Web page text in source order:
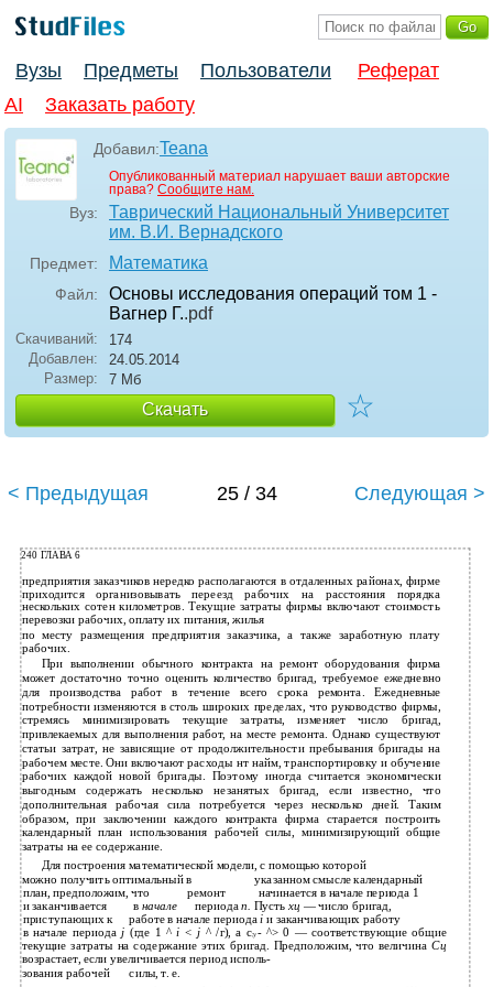
Вузы Предметы Пользователи
Реферат
AI
Заказать работу
Добавил:Teana
Опубликованный материал нарушает ваши авторские
права? Сообщите нам.
Вуз:
Таврический Национальный Университет
им. В.И. Вернадского
Предмет: Математика
Файл:
Основы исследования операций том 1 -
Вагнер Г..pdf
Скачиваний:
174
Добавлен:
24.05.2014
Размер:
7 Мб
Скачать ☆
< Предыдущая 25 / 34 Следующая >
240 ГЛАВА 6
предприятия заказчиков нередко располагаются в отдаленных районах, фирме
приходится организовывать переезд рабочих на расстояния порядка
нескольких сотен километров. Текущие затраты фирмы включают стоимость
перевозки рабочих, оплату их питания, жилья
по месту размещения предприятия заказчика, а также заработную плату
рабочих.
При выполнении обычного контракта на ремонт оборудования фирма
может достаточно точно оценить количество бригад, требуемое ежедневно
для производства работ в течение всего срока ремонта. Ежедневные
потребности изменяются в столь широких пределах, что руководство фирмы,
стремясь минимизировать текущие затраты, изменяет число бригад,
привлекаемых для выполнения работ, на месте ремонта. Однако существуют
статьи затрат, не зависящие от продолжительности пребывания бригады на
рабочем месте. Они включают расходы нт найм, транспортировку и обучение
рабочих каждой новой бригады. Поэтому иногда считается экономически
выгодным содержать несколько незанятых бригад, если известно, что
дополнительная рабочая сила потребуется через несколько дней. Таким
образом, при заключении каждого контракта фирма старается построить
календарный план использования рабочей силы, минимизирующий общие
затраты на ее содержание.
Для построения математической модели, с помощью которой
можно получить оптимальный в
указанном смысле календарный
план, предположим, что
ремонт
начинается в начале периода 1
и заканчивается
в начале периодап. Пусть хц — число бригад,
приступающих к
работе в начале периодаiи заканчивающих работу
в начале периодаj(где 1 ^i< j ^ /г), а с;у- ^> 0 — соответствующие общие
текущие затраты на содержание этих бригад. Предположим, что величинаСц
возрастает, если увеличивается период исполь-
зования рабочей
силы, т. е.